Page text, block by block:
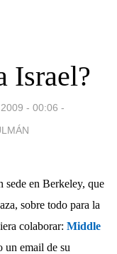
Israel?
- 00:06 -
sede en Berkeley, que
sobre todo para la
colaborar: Middle
un email de su